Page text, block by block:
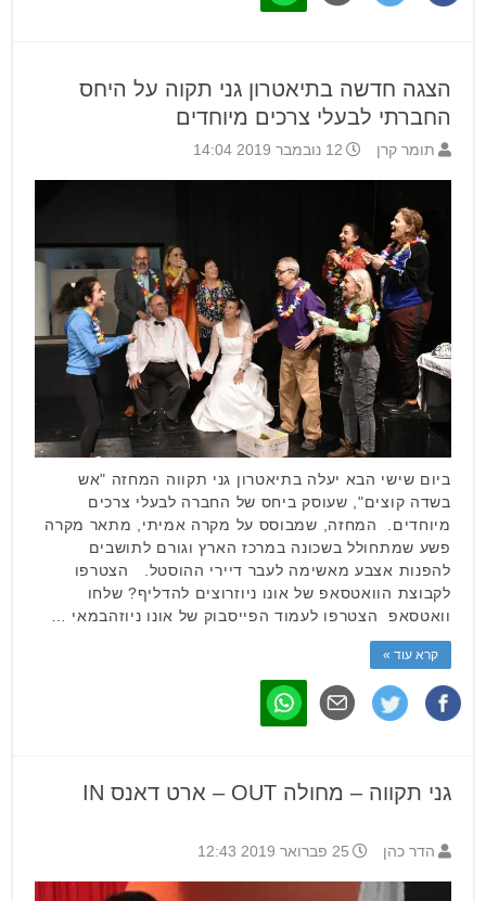
הצגה חדשה בתיאטרון גני תקוה על היחס
החברתי לבעלי צרכים מיוחדים
תומר קרן 12 נובמבר 2019 14:04
ביום שישי הבא יעלה בתיאטרון גני תקווה המחזה "אש
בשדה קוצים", שעוסק ביחס של החברה לבעלי צרכים
מיוחדים. המחזה, שמבוסס על מקרה אמיתי, מתאר מקרה
פשע שמתחולל בשכונה במרכז הארץ וגורם לתושבים
להפנות אצבע מאשימה לעבר דיירי ההוסטל. הצטרפו
לקבוצת הוואטסאפ של אונו ניוזרוצים להדליף? שלחו
וואטסאפ הצטרפו לעמוד הפייסבוק של אונו ניוזהבמאי …
קרא עוד »
גני תקווה – מחולה OUT – ארט דאנס IN
הדר כהן 25 פברואר 2019 12:43